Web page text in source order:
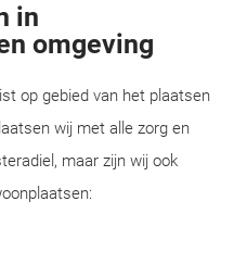
in
omgeving
op gebied van het plaatsen
wij met alle zorg en
maar zijn wij ook